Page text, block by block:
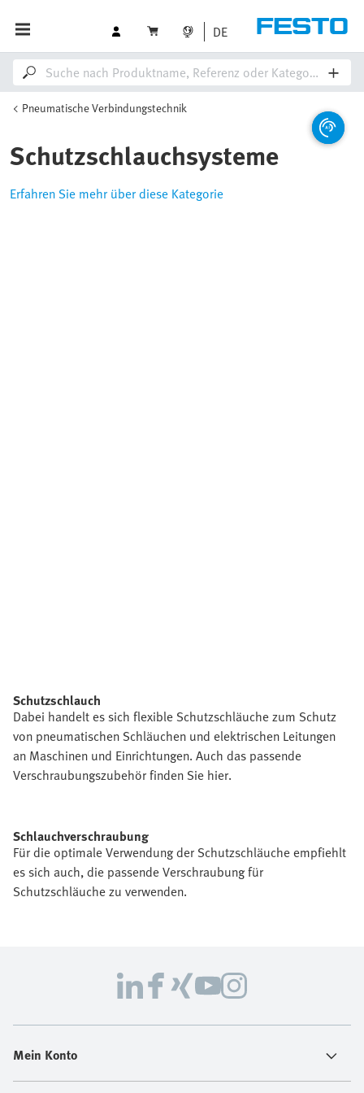
DE
Pneumatische Verbindungstechnik
Schutzschlauchsysteme
Erfahren Sie mehr über diese Kategorie
Schutzschlauch
Dabei handelt es sich flexible Schutzschläuche zum Schutz
von pneumatischen Schläuchen und elektrischen Leitungen
an Maschinen und Einrichtungen. Auch das passende
Verschraubungszubehör finden Sie hier.
Schlauchverschraubung
Für die optimale Verwendung der Schutzschläuche empfiehlt
es sich auch, die passende Verschraubung für
Schutzschläuche zu verwenden.
Mein Konto